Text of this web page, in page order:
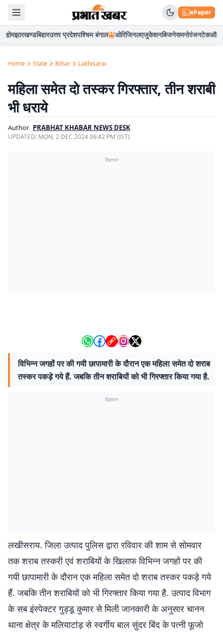
ePaper
होमझारखण्डबिहारउत्तर प्रदेशपश्चिम बंगाल ओरिजिनलएजुकेशनबिजनेसमनोरंजनटेकऑटो
Home State Bihar Lakhisarai
महिला समेत दो तस्कर गिरफ्तार, तीन शराबी
भी धराये
Author PRABHAT KHABAR NEWS DESK
UPDATED: MON, 2 DEC 2024 06:42 PM (IST)
विज्ञापन
विभिन्न जगहों पर की गयी छापामारी के दौरान एक महिला समेत दो शराब
तस्कर पकड़े गये हैं. जबकि तीन शराबियों को भी गिरफ्तार किया गया है.
विज्ञापन
लखीसराय. जिला उत्पाद पुलिस द्वारा रविवार की शाम से सोमवार
तक शराब तस्करी एवं शराबियों के खिलाफ विभिन्न जगहों पर की
गयी छापामारी के दौरान एक महिला समेत दो शराब तस्कर पकड़े गये
हैं. जबकि तीन शराबियों को भी गिरफ्तार किया गया है. उत्पाद विभाग
के सब इंस्पेक्टर गुड्डू कुमार से मिली जानकारी के अनुसार चानन
थाना क्षेत्र के मलियाटांड़ से स्वर्गीय बाल सुंदर बिंद के पत्नी फूजो